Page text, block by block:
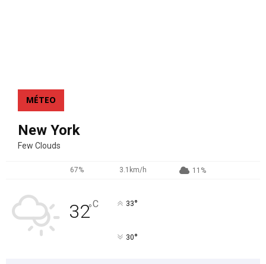
MÉTEO
New York
Few Clouds
67% 3.1km/h 11%
32°C 33°
30°